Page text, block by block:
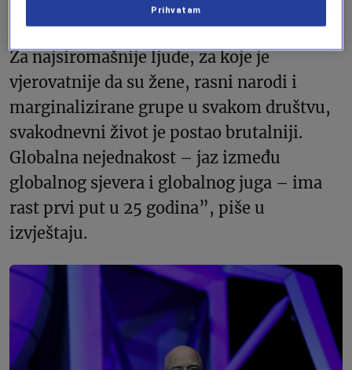
U vrijeme pisanja ovog teksta, 4,8 milijardi
ljudi je siromašnije nego što je bilo 2019.
Za najsiromašnije ljude, za koje je
vjerovatnije da su žene, rasni narodi i
marginalizirane grupe u svakom društvu,
svakodnevni život je postao brutalniji.
Globalna nejednakost – jaz između
globalnog sjevera i globalnog juga – ima
rast prvi put u 25 godina”, piše u
izvještaju.
Prihvatam